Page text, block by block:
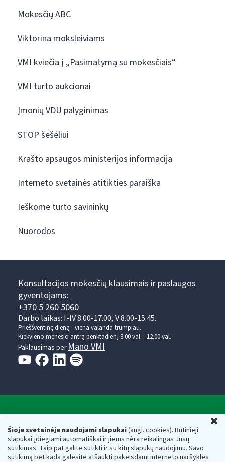
Šioje svetainėje naudojami slapukai(angl. cookies). Būtinieji
slapukai įdiegiami automatiškai ir jiems nėra reikalingas Jūsų
sutikimas. Taip pat galite sutikti ir su kitų slapukų naudojimu. Savo
sutikimą bet kada galėsite atšaukti pakeisdami interneto naršyklės
Mokesčių ABC
Viktorina moksleiviams
VMI kviečia į „Pasimatymą su mokesčiais“
VMI turto aukcionai
Įmonių VDU palyginimas
STOP šešėliui
Krašto apsaugos ministerijos informacija
Interneto svetainės atitikties paraiška
Ieškome turto savininkų
Nuorodos
Konsultacijos mokesčių klausimais ir paslaugos
gyventojams:
+370 5 260 5060
Darbo laikas: I-IV 8.00-17.00, V 8.00-15.45.
Prieššventinę dieną - viena valanda trumpiau.
Kiekvieno mėnesio antrą penktadienį 8.00 val. - 12.00 val.
Paklausimas per Mano VMI
Respublikos finansų ministerijos
Biudžetinė įstaiga. Juridinio asmens kodas — 188659752,
adresas: Vasario 16-osios g. 14, 01107 Vilnius, Lietuva, el.paštas: